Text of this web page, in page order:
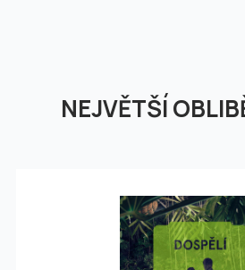
NEJVĚTŠÍ